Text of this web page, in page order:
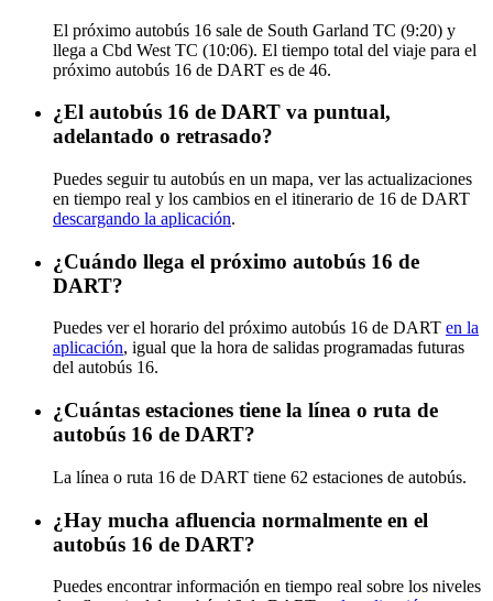
El próximo autobús 16 sale de South Garland TC (9:20) y
llega a Cbd West TC (10:06). El tiempo total del viaje para el
próximo autobús 16 de DART es de 46.
¿El autobús 16 de DART va puntual,
adelantado o retrasado?
Puedes seguir tu autobús en un mapa, ver las actualizaciones
en tiempo real y los cambios en el itinerario de 16 de DART
descargando la aplicación.
¿Cuándo llega el próximo autobús 16 de
DART?
Puedes ver el horario del próximo autobús 16 de DART en la
aplicación, igual que la hora de salidas programadas futuras
del autobús 16.
¿Cuántas estaciones tiene la línea o ruta de
autobús 16 de DART?
La línea o ruta 16 de DART tiene 62 estaciones de autobús.
¿Hay mucha afluencia normalmente en el
autobús 16 de DART?
Puedes encontrar información en tiempo real sobre los niveles